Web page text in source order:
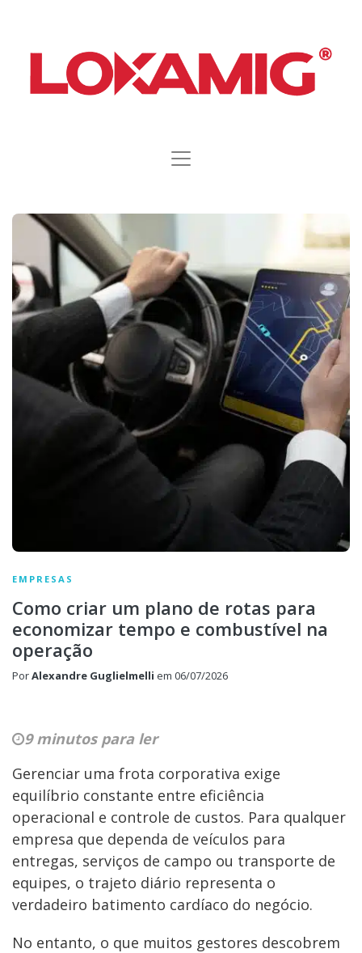
EMPRESAS
Como criar um plano de rotas para
economizar tempo e combustível na
operação
PorAlexandre Guglielmelli em 06/07/2026
9 minutos para ler
Gerenciar uma frota corporativa exige
equilíbrio constante entre eficiência
operacional e controle de custos. Para qualquer
empresa que dependa de veículos para
entregas, serviços de campo ou transporte de
equipes, o trajeto diário representa o
verdadeiro batimento cardíaco do negócio.
No entanto, o que muitos gestores descobrem